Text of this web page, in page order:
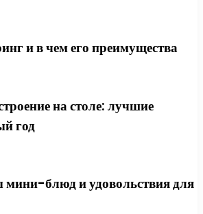
и в чем его преимущества
на столе: лучшие
год
мини-блюд и удовольствия для